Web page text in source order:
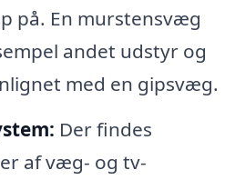
på. En murstensvæg
andet udstyr og
med en gipsvæg.
Der findes
af væg- og tv-